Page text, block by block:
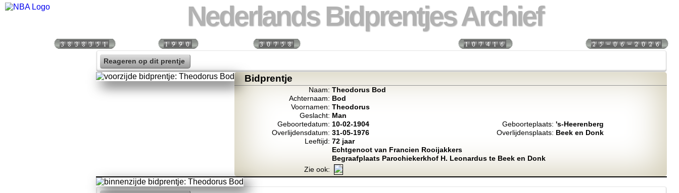
Nederlands Bidprentjes Archief
Reageren op dit prentje
Bidprentje
Naam: Theodorus Bod
Achternaam: Bod
Voornamen: Theodorus
Geslacht: Man
Geboortedatum: 10-02-1904 Geboorteplaats: 's-Heerenberg
Overlijdensdatum: 31-05-1976 Overlijdensplaats: Beek en Donk
Leeftijd: 72 jaar
Echtgenoot van Francien Rooijakkers
Begraafplaats Parochiekerkhof H. Leonardus te Beek en Donk
Zie ook: